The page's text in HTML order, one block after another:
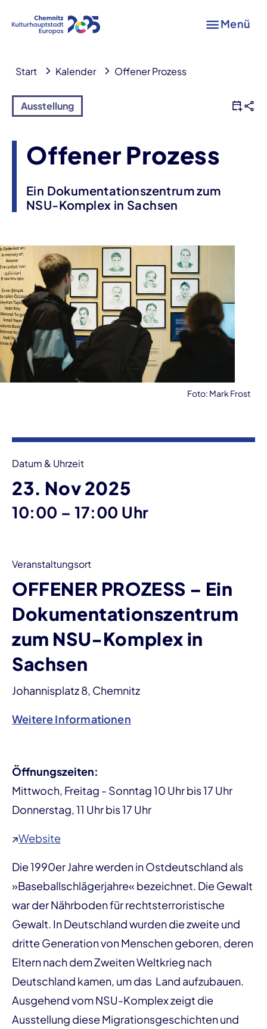
Menü
Start Kalender Offener Prozess
Ausstellung
Offener Prozess
Ein Dokumentationszentrum zum
NSU-Komplex in Sachsen
Foto: Mark Frost
Datum & Uhrzeit
23. Nov 2025
10:00 – bis
17:00 Uhr
Veranstaltungsort
OFFENER PROZESS – Ein
Dokumentationszentrum
zum NSU-Komplex in
Sachsen
Johannisplatz 8, Chemnitz
Weitere Informationen
Öffnungszeiten:
Mittwoch, Freitag - Sonntag 10 Uhr bis 17 Uhr
Donnerstag, 11 Uhr bis 17 Uhr
↗Website
Die 1990er Jahre werden in Ostdeutschland als
»Baseballschlägerjahre« bezeichnet. Die Gewalt
war der Nährboden für rechtsterroristische
Gewalt. In Deutschland wurden die zweite und
dritte Generation von Menschen geboren, deren
Eltern nach dem Zweiten Weltkrieg nach
Deutschland kamen, um das Land aufzubauen.
Ausgehend vom NSU-Komplex zeigt die
Ausstellung diese Migrationsgeschichten und